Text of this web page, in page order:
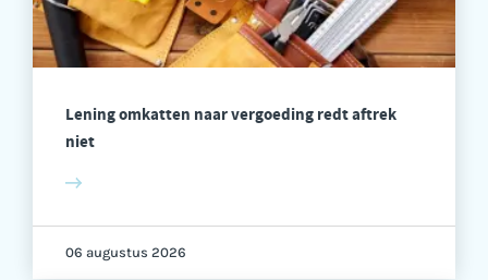
Lening omkatten naar vergoeding redt aftrek
niet
06 augustus 2026